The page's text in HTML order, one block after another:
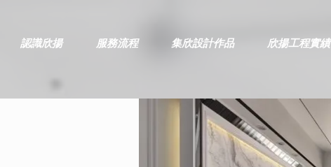
認識欣揚 服務流程 集欣設計作品 欣揚工程實績